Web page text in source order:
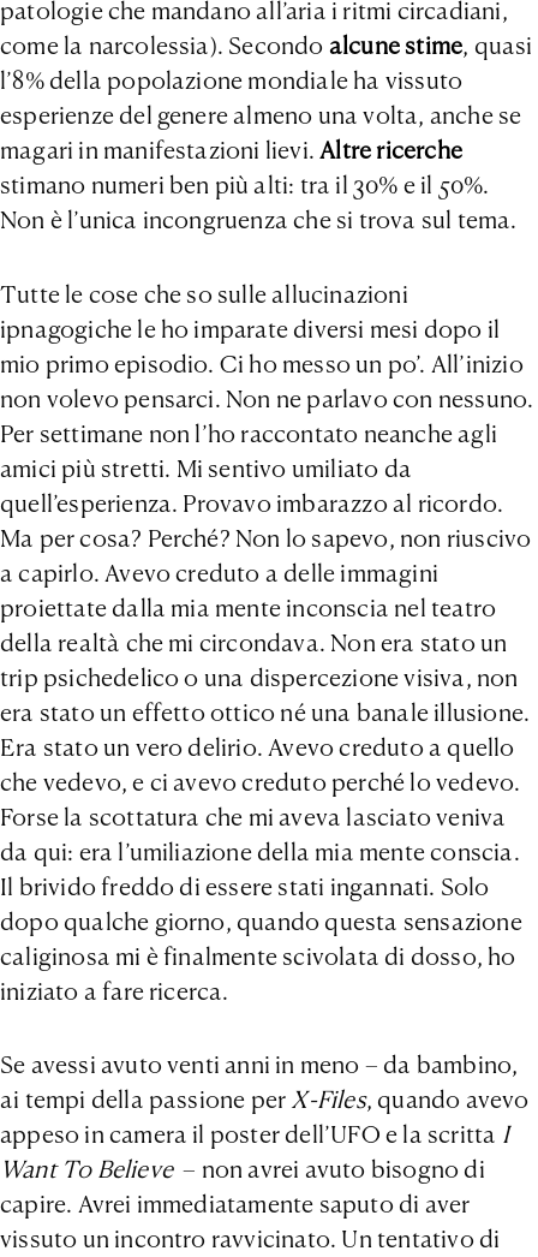
patologie che mandano all’aria i ritmi circadiani,
come la narcolessia). Secondo alcune stime, quasi
l’8% della popolazione mondiale ha vissuto
esperienze del genere almeno una volta, anche se
magari in manifestazioni lievi.Altre ricerche
stimano numeri ben più alti: tra il 30% e il 50%.
Non è l’unica incongruenza che si trova sul tema.
Tutte le cose che so sulle allucinazioni
ipnagogiche le ho imparate diversi mesi dopo il
mio primo episodio. Ci ho messo un po’. All’inizio
non volevo pensarci. Non ne parlavo con nessuno.
Per settimane non l’ho raccontato neanche agli
amici più stretti. Mi sentivo umiliato da
quell’esperienza. Provavo imbarazzo al ricordo.
Ma per cosa? Perché? Non lo sapevo, non riuscivo
a capirlo. Avevo creduto a delle immagini
proiettate dalla mia mente inconscia nel teatro
della realtà che mi circondava. Non era stato un
trip psichedelico o una dispercezione visiva, non
era stato un effetto ottico né una banale illusione.
Era stato un vero delirio. Avevo creduto a quello
che vedevo, e ci avevo creduto perché lo vedevo.
Forse la scottatura che mi aveva lasciato veniva
da qui: era l’umiliazione della mia mente conscia.
Il brivido freddo di essere stati ingannati. Solo
dopo qualche giorno, quando questa sensazione
caliginosa mi è finalmente scivolata di dosso, ho
iniziato a fare ricerca.
Se avessi avuto venti anni in meno – da bambino,
ai tempi della passione per X-Files, quando avevo
appeso in camera il poster dell’UFO e la scritta I
Want To Believe– non avrei avuto bisogno di
capire. Avrei immediatamente saputo di aver
vissuto un incontro ravvicinato. Un tentativo di